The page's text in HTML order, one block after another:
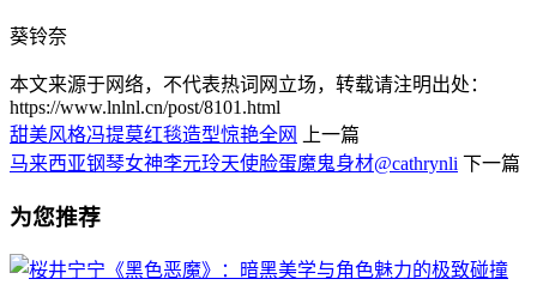
葵铃奈
本文来源于网络，不代表热词网立场，转载请注明出处：
https://www.lnlnl.cn/post/8101.html
甜美风格冯提莫红毯造型惊艳全网
上一篇
马来西亚钢琴女神李元玲天使脸蛋魔鬼身材@cathrynli 下一篇
为您推荐